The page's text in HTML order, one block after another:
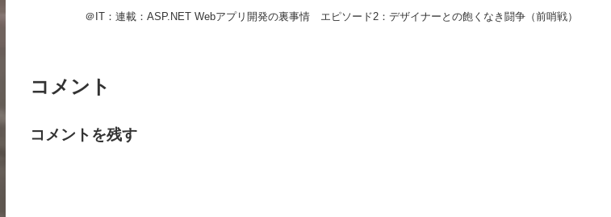
＠IT：連載：ASP.NET Webアプリ開発の裏事情 エピソード2：デザイナーとの飽くなき闘争（前哨戦）
コメント
コメントを残す